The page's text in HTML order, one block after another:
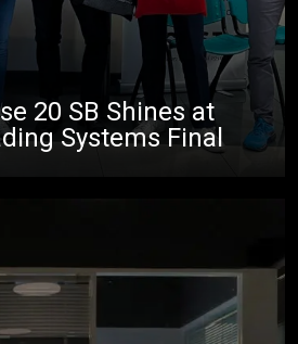
20 SB Shines at
Systems Final